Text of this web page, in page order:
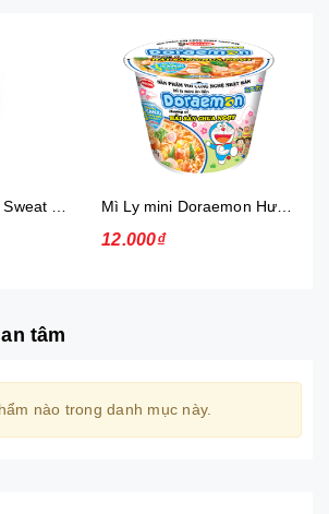
12.000₫
tâm
nào trong danh mục này.